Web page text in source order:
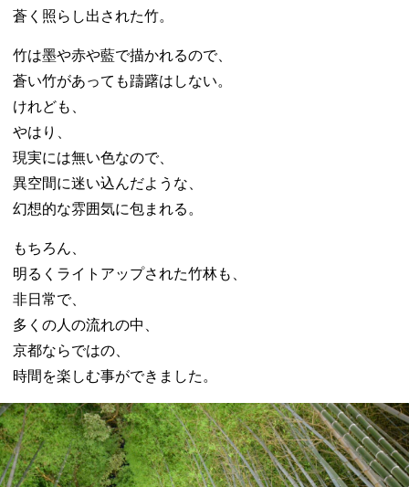
蒼く照らし出された竹。
竹は墨や赤や藍で描かれるので、
蒼い竹があっても躊躇はしない。
けれども、
やはり、
現実には無い色なので、
異空間に迷い込んだような、
幻想的な雰囲気に包まれる。
もちろん、
明るくライトアップされた竹林も、
非日常で、
多くの人の流れの中、
京都ならではの、
時間を楽しむ事ができました。